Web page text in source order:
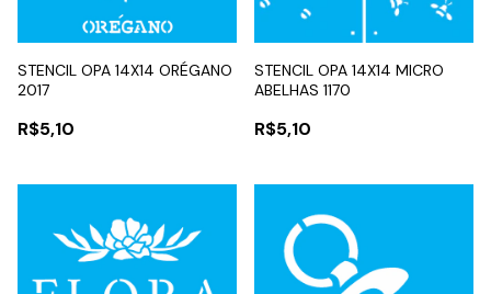
STENCIL OPA 14X14 ORÉGANO
2017
R$5,10
STENCIL OPA 14X14 MICRO
ABELHAS 1170
R$5,10